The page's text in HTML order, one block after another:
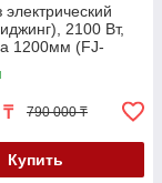
электрический
2100 Вт,
1200мм (FJ-
₸ 790 000 ₸
Купить